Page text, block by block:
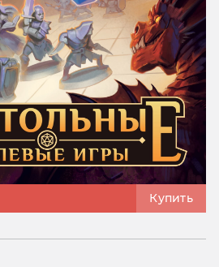
Купить